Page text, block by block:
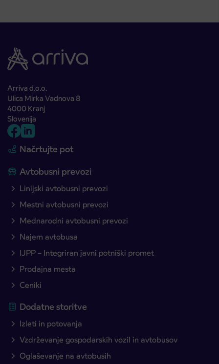
Arriva d.o.o.
Ulica Mirka Vadnova 8
4000 Kranj
Slovenija
Načrtujte pot
Avtobusni prevozi
Linijski avtobusni prevozi
Mestni avtobusni prevozi
Mednarodni avtobusni prevozi
Najem avtobusa
IJPP – Integriran javni potniški promet
Prodajna mesta
Ceniki
Dodatne storitve
Izleti in potovanja
Vzdrževanje gospodarskih vozil in avtobusov
Oglaševanje na avtobusih